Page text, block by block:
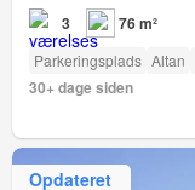
3 76 m²
Parkeringsplads Altan
30+ dage siden
Opdateret